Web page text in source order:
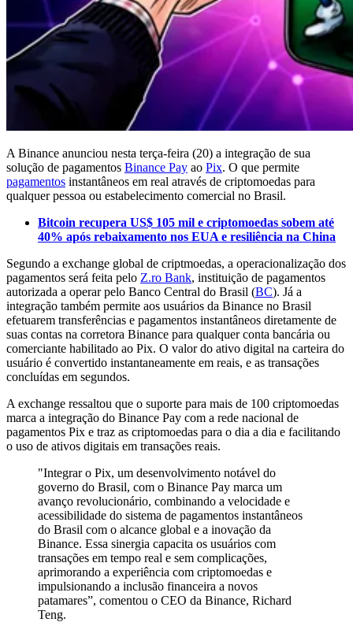
A Binance anunciou nesta terça-feira (20) a integração de sua
solução de pagamentos Binance Pay ao Pix. O que permite
pagamentos instantâneos em real através de criptomoedas para
qualquer pessoa ou estabelecimento comercial no Brasil.
Bitcoin recupera US$ 105 mil e criptomoedas sobem até
40% após rebaixamento nos EUA e resiliência na China
Segundo a exchange global de criptmoedas, a operacionalização dos
pagamentos será feita pelo Z.ro Bank, instituição de pagamentos
autorizada a operar pelo Banco Central do Brasil (BC). Já a
integração também permite aos usuários da Binance no Brasil
efetuarem transferências e pagamentos instantâneos diretamente de
suas contas na corretora Binance para qualquer conta bancária ou
comerciante habilitado ao Pix. O valor do ativo digital na carteira do
usuário é convertido instantaneamente em reais, e as transações
concluídas em segundos.
A exchange ressaltou que o suporte para mais de 100 criptomoedas
marca a integração do Binance Pay com a rede nacional de
pagamentos Pix e traz as criptomoedas para o dia a dia e facilitando
o uso de ativos digitais em transações reais.
"Integrar o Pix, um desenvolvimento notável do
governo do Brasil, com o Binance Pay marca um
avanço revolucionário, combinando a velocidade e
acessibilidade do sistema de pagamentos instantâneos
do Brasil com o alcance global e a inovação da
Binance. Essa sinergia capacita os usuários com
transações em tempo real e sem complicações,
aprimorando a experiência com criptomoedas e
impulsionando a inclusão financeira a novos
patamares”, comentou o CEO da Binance, Richard
Teng.